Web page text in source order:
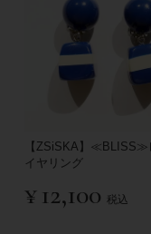
【ZSiSKA】≪BLISS≫
イヤリング
¥ 12,100 税込